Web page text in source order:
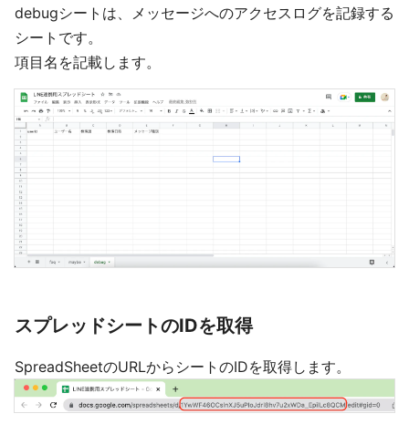
debugシートは、メッセージへのアクセスログを記録する
シートです。
項目名を記載します。
スプレッドシートのIDを取得
SpreadSheetのURLからシートのIDを取得します。